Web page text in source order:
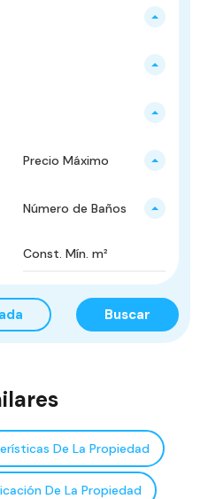
Precio Máximo
Número de Baños
Buscar
De La Propiedad
De La Propiedad